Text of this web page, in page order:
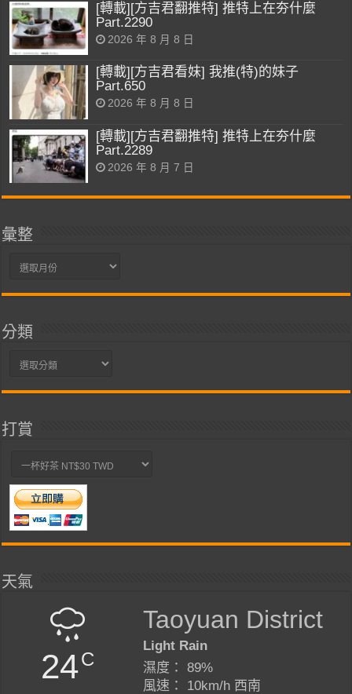
[轉載][方吉君翻推特] 推特上在夯什麼
Part.2290
2026 年 8 月 8 日
[轉載][方吉君看妹] 我推(特)的妹子
Part.650
2026 年 8 月 8 日
[轉載][方吉君翻推特] 推特上在夯什麼
Part.2289
2026 年 8 月 7 日
彙整
彙
分類
分
打賞
天氣
24C
Taoyuan District
Light Rain
濕度： 89%
風速： 10km/h 西南